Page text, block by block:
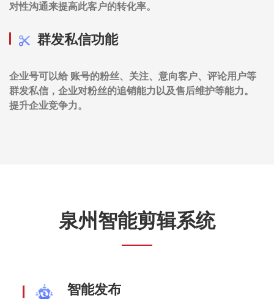
对性沟通来提高此客户的转化率。
群发私信功能
企业号可以给 账号的粉丝、关注、意向客户、评论用户等
群发私信，企业对粉丝的追销能力以及售后维护等能力。
提升企业竞争力。
泉州智能剪辑系统
智能发布